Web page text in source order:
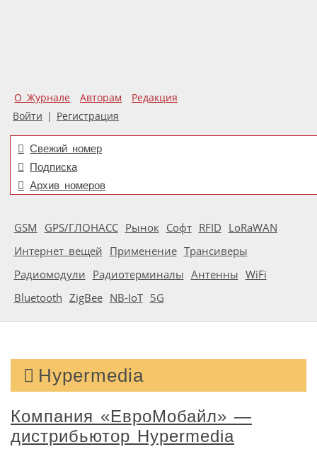
О Журнале Авторам
Редакция
Войти | Регистрация
Свежий номер
Подписка
Архив номеров
GSM GPS/ГЛОНАСС Рынок Софт RFID LoRaWAN
Интернет вещей Применение Трансиверы
Радиомодули Радиотерминалы Антенны WiFi
Bluetooth ZigBee NB-IoT 5G
Hypermedia
Компания «ЕвроМобайл» —
дистрибьютор Hypermedia